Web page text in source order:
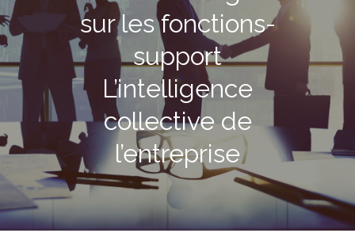
sur les fonctions-
support
L’intelligence
collective de
l’entreprise